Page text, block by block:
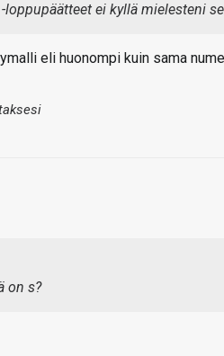
loppupäätteet ei kyllä mielesteni
eli huonompi kuin sama
on s?